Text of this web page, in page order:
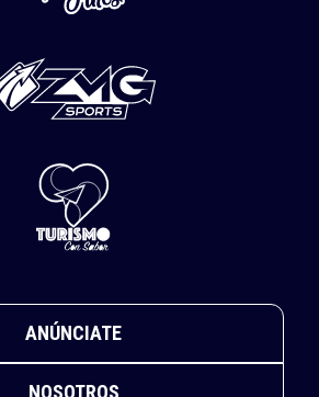
ANÚNCIATE
NOSOTROS